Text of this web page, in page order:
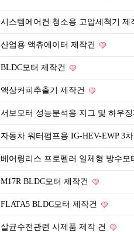
시스템에어컨 청소용 고압세척기
산업용 액츄에이터 제작건
BLDC모터 제작건
액상커피추출기 제작건
서보모터 성능분석용 지그 및 하우
자동차 워터펌프용 IG-HEV-EWP 3
베어링리스 프로펠러 일체형 방수
M17R BLDC모터 제작건
FLATA5 BLDC모터 제작건
살균수전관련 시제품 제작 건